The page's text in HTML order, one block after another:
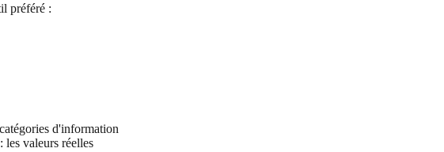
préféré :
d'information
les valeurs réelles